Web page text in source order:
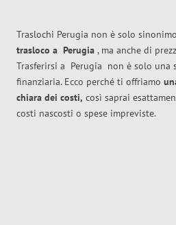
Traslochi Perugia non è solo
trasloco a Perugia , ma anche di
Trasferirsi a Perugia non è solo una
finanziaria. Ecco perché ti offriamo
chiara dei costi, così saprai
costi nascosti o spese impreviste.